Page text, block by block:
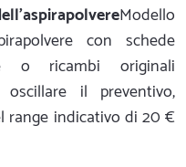
Modello
con schede
o ricambi originali
il preventivo,
range indicativo di 20 €